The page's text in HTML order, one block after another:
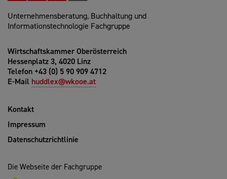
Unternehmensberatung, Buchhaltung und
Informationstechnologie Fachgruppe
Wirtschaftskammer Oberösterreich
Hessenplatz 3, 4020 Linz
Telefon +43 (0) 5 90 909 4712
E-Mail huddlex@wkooe.at
Kontakt
Impressum
Datenschutzrichtlinie
Die Webseite der Fachgruppe